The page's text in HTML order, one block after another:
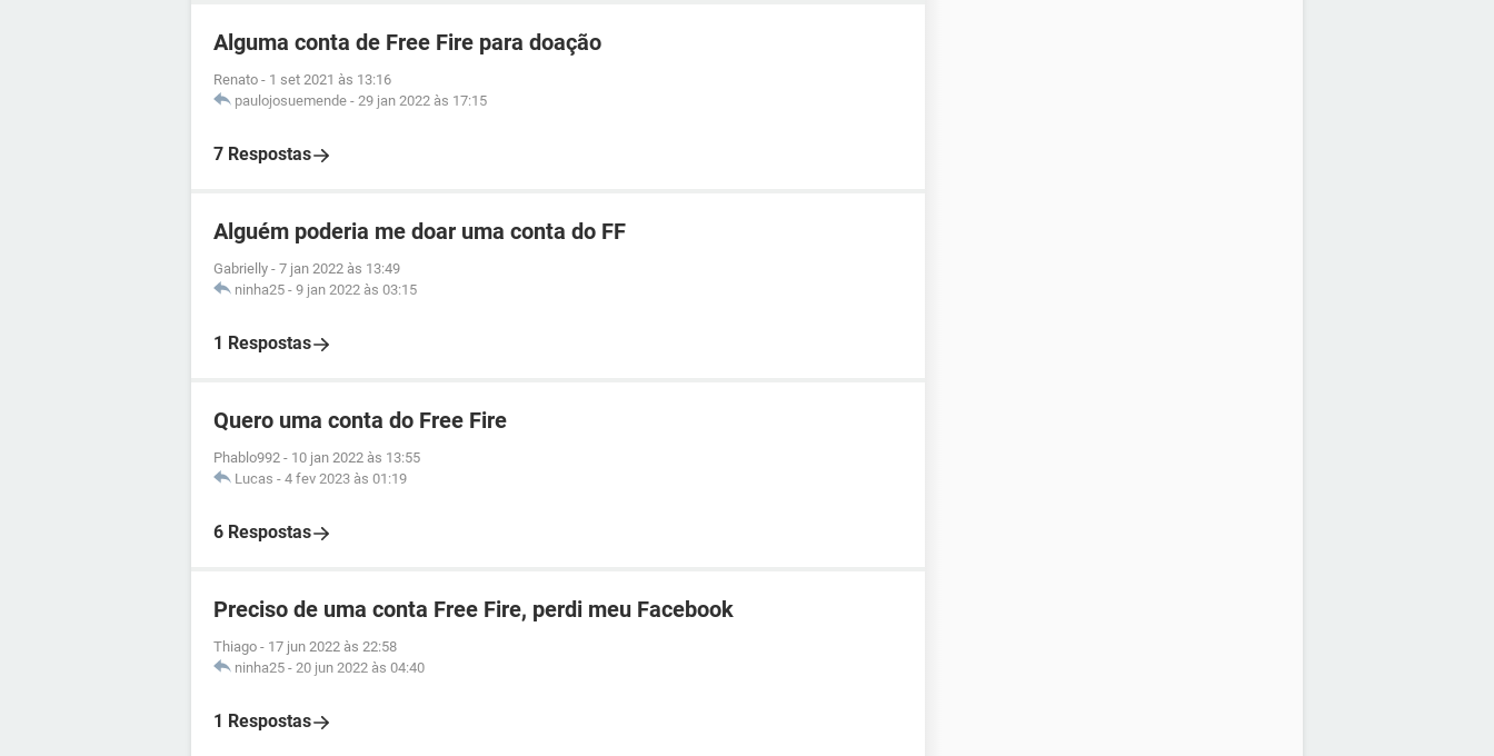
Alguma conta de Free Fire para doação
Renato - 1 set 2021 às 13:16
paulojosuemende - 29 jan 2022 às 17:15
7 Respostas
Alguém poderia me doar uma conta do FF
Gabrielly - 7 jan 2022 às 13:49
ninha25 - 9 jan 2022 às 03:15
1 Respostas
Quero uma conta do Free Fire
Phablo992 - 10 jan 2022 às 13:55
Lucas - 4 fev 2023 às 01:19
6 Respostas
Preciso de uma conta Free Fire, perdi meu Facebook
Thiago - 17 jun 2022 às 22:58
ninha25 - 20 jun 2022 às 04:40
1 Respostas